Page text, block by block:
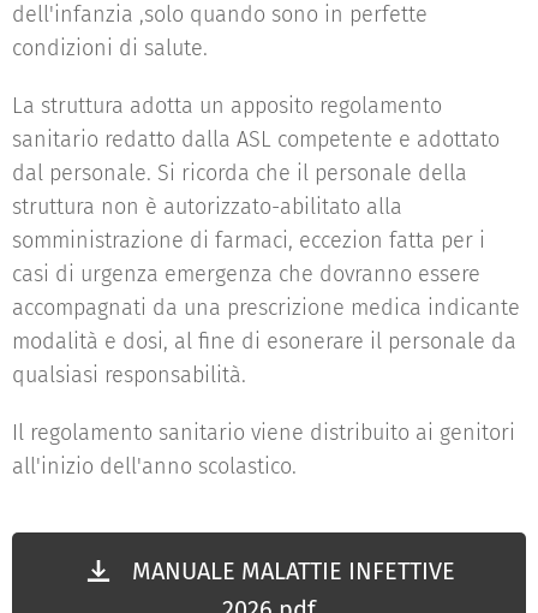
dell'infanzia ,solo quando sono in perfette
condizioni di salute.
La struttura adotta un apposito regolamento
sanitario redatto dalla ASL competente e adottato
dal personale. Si ricorda che il personale della
struttura non è autorizzato-abilitato alla
somministrazione di farmaci, eccezion fatta per i
casi di urgenza emergenza che dovranno essere
accompagnati da una prescrizione medica indicante
modalità e dosi, al fine di esonerare il personale da
qualsiasi responsabilità.
Il regolamento sanitario viene distribuito ai genitori
all'inizio dell'anno scolastico.
MANUALE MALATTIE INFETTIVE